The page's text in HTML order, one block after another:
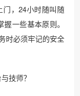
门，24小时随叫随
一些基本原则。
时必须牢记的安全
技师？